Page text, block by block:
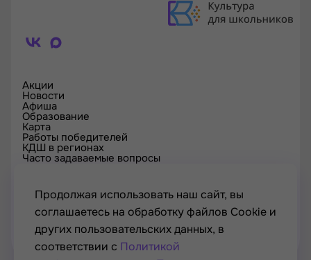
Акции
Новости
Афиша
Образование
Карта
Работы победителей
КДШ в регионах
Часто задаваемые вопросы
Проверка сертификата
Контакты
Продолжая использовать наш сайт, вы
соглашаетесь на обработку файлов Cookie и
других пользовательских данных, в
соответствии с Политикой